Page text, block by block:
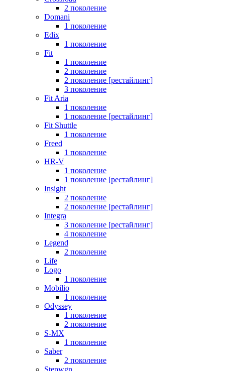
2 поколение
Domani
1 поколение
Edix
1 поколение
Fit
1 поколение
2 поколение
2 поколение [рестайлинг]
3 поколение
Fit Aria
1 поколение
1 поколение [рестайлинг]
Fit Shuttle
1 поколение
Freed
1 поколение
HR-V
1 поколение
1 поколение [рестайлинг]
Insight
2 поколение
2 поколение [рестайлинг]
Integra
3 поколение [рестайлинг]
4 поколение
Legend
2 поколение
Life
Logo
1 поколение
Mobilio
1 поколение
Odyssey
1 поколение
2 поколение
S-MX
1 поколение
Saber
2 поколение
Stepwgn